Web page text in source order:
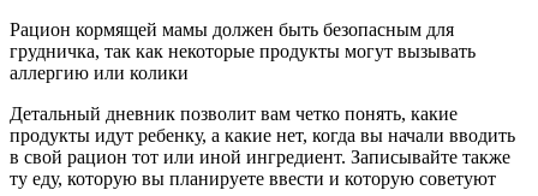
Рацион кормящей мамы должен быть безопасным для
грудничка, так как некоторые продукты могут вызывать
аллергию или колики
Детальный дневник позволит вам четко понять, какие
продукты идут ребенку, а какие нет, когда вы начали вводить
в свой рацион тот или иной ингредиент. Записывайте также
ту еду, которую вы планируете ввести и которую советуют